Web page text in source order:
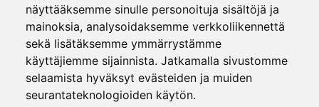
näyttääksemme sinulle personoituja sisältöjä ja
mainoksia, analysoidaksemme verkkoliikennettä
sekä lisätäksemme ymmärrystämme
käyttäjiemme sijainnista. Jatkamalla sivustomme
selaamista hyväksyt evästeiden ja muiden
seurantateknologioiden käytön.